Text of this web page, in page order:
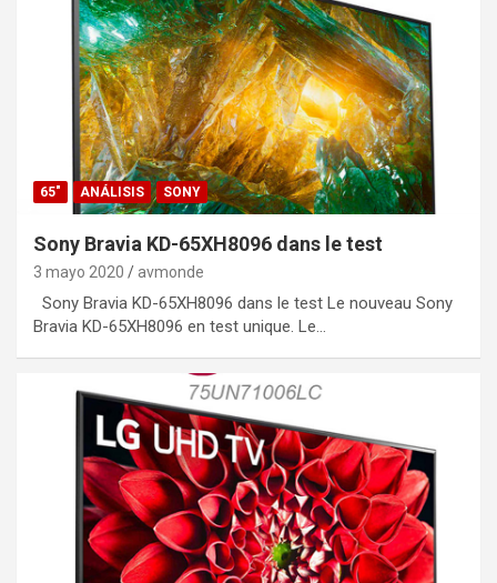
65" ANÁLISIS SONY
Sony Bravia KD-65XH8096 dans le test
3 mayo 2020 avmonde
Sony Bravia KD-65XH8096 dans le test Le nouveau Sony
Bravia KD-65XH8096 en test unique. Le…